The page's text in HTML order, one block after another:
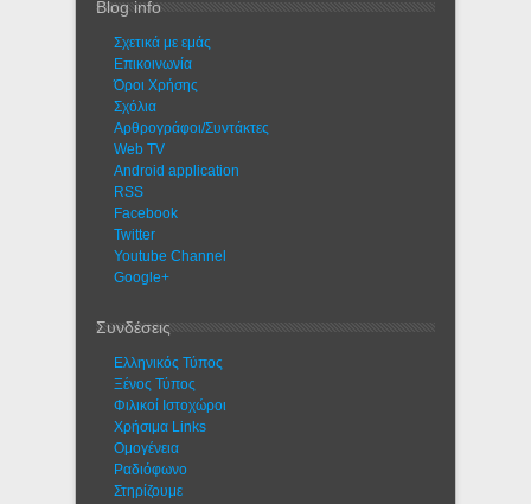
Blog info
Σχετικά με εμάς
Eπικοινωνία
Όροι Χρήσης
Σχόλια
Αρθρογράφοι/Συντάκτες
Web TV
Android application
RSS
Facebook
Twitter
Youtube Channel
Google+
Συνδέσεις
Ελληνικός Τύπος
Ξένος Τύπος
Φιλικοί Ιστοχώροι
Χρήσιμα Links
Ομογένεια
Ραδιόφωνο
Στηρίζουμε